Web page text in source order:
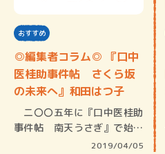
おすすめ
◎編集者コラム◎ 『口中
医桂助事件帖 さくら坂
の未来へ』和田はつ子
二〇〇五年に『口中医桂助
事件帖 南天うさぎ』で始ま
2019/04/05